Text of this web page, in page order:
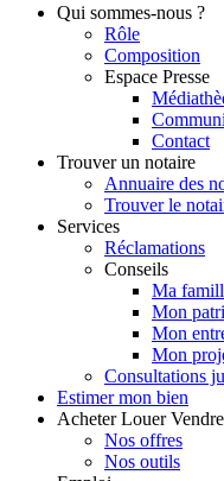
Qui sommes-nous ?
Rôle
Composition
Espace Presse
Contact
Trouver un notaire
Annuaire des
Trouver le
Services
Réclamations
Conseils
Ma
Mon
Mon
Mon
Consultations
Estimer mon bien
Acheter Louer Vendre
Nos offres
Nos outils